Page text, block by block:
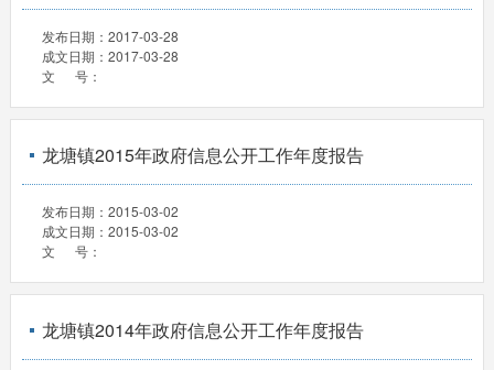
发布日期： 2017-03-28
成文日期： 2017-03-28
文 号：
龙塘镇2015年政府信息公开工作年度报告
发布日期： 2015-03-02
成文日期： 2015-03-02
文 号：
龙塘镇2014年政府信息公开工作年度报告